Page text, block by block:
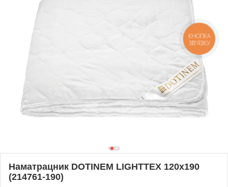
Наматрацник DOTINEM LIGHTTEX 120х190
(214761-190)
КНОПКА
ЗВ'ЯЗКУ